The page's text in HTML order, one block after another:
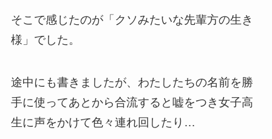
そこで感じたのが「クソみたいな先輩方の生き
様」でした。
途中にも書きましたが、わたしたちの名前を勝
手に使ってあとから合流すると嘘をつき女子高
生に声をかけて色々連れ回したり…